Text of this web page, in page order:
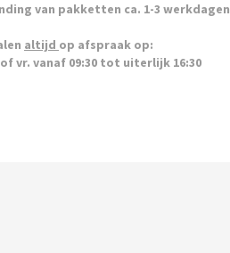
van pakketten ca. 1-3 werkdagen
altijd op afspraak op:
vr. vanaf 09:30 tot uiterlijk 16:30